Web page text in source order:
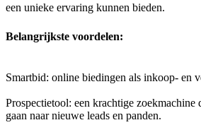
een unieke ervaring kunnen bieden.
Belangrijkste voordelen:
Smartbid: online biedingen als inkoop- en
Prospectietool: een krachtige zoekmachine
gaan naar nieuwe leads en panden.